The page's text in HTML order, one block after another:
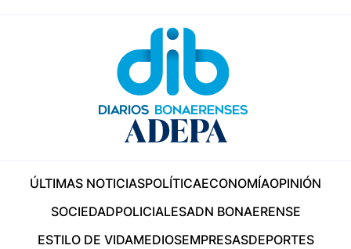
ÚLTIMAS NOTICIASPOLÍTICAECONOMÍAOPINIÓN
SOCIEDADPOLICIALESADN BONAERENSE
ESTILO DE VIDAMEDIOSEMPRESASDEPORTES